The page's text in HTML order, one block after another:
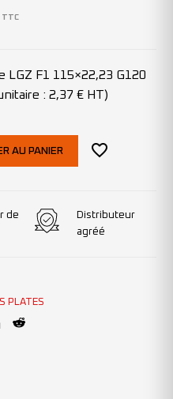
TTC
LGZ F1 115×22,23 G120
: 2,37 € HT)
AU PANIER
de
Distributeur
agréé
PLATES